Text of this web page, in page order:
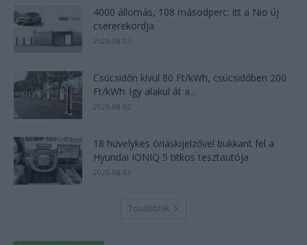
4000 állomás, 108 másodperc: itt a Nio új
csererekordja
2026-08-05
Csúcsidőn kívül 80 Ft/kWh, csúcsidőben 200
Ft/kWh: így alakul át a...
2026-08-02
18 hüvelykes óriáskijelzővel bukkant fel a
Hyundai IONIQ 5 titkos tesztautója
2026-08-03
Továbbiak